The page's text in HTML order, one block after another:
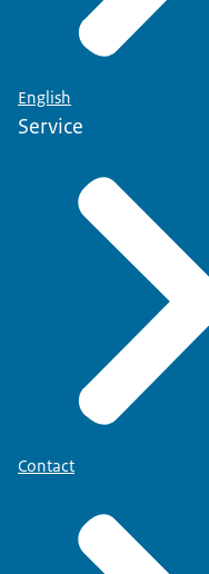
English
Service
Contact